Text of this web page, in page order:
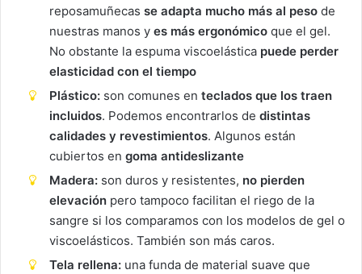
reposamuñecas se adapta mucho más al peso de
nuestras manos y es más ergonómico que el gel.
No obstante la espuma viscoelástica puede perder
elasticidad con el tiempo
Plástico: son comunes en teclados que los traen
incluidos. Podemos encontrarlos de distintas
calidades y revestimientos. Algunos están
cubiertos en goma antideslizante
Madera: son duros y resistentes, no pierden
elevación pero tampoco facilitan el riego de la
sangre si los comparamos con los modelos de gel o
viscoelásticos. También son más caros.
Tela rellena: una funda de material suave que